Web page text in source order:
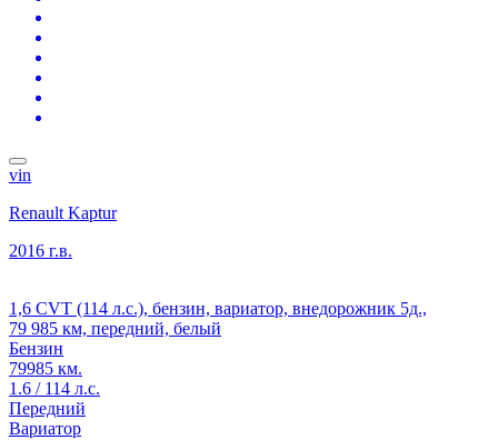
vin
Renault Kaptur
2016 г.в.
1,6 CVT (114 л.с.), бензин, вариатор, внедорожник 5д.,
79 985 км, передний, белый
Бензин
79985 км.
1.6 / 114 л.с.
Передний
Вариатор